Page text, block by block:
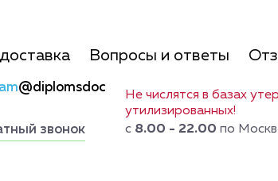
Вопросы и ответы
@diplomsdoc
звонок
Не числятся в базах
утилизированных!
с 8.00 - 22.00 по